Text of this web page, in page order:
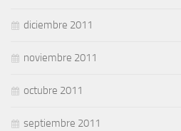
diciembre 2011
noviembre 2011
octubre 2011
septiembre 2011